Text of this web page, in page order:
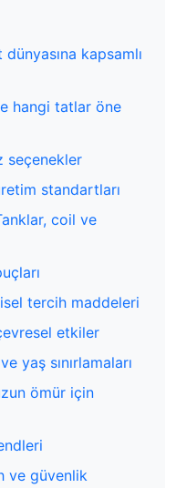
kapsamlı
hangi tatlar öne
seçenekler
standartları
coil ve
tercih maddeleri
etkiler
yaş sınırlamaları
ömür için
ve güvenlik